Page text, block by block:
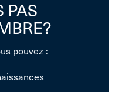
PAS
pouvez :